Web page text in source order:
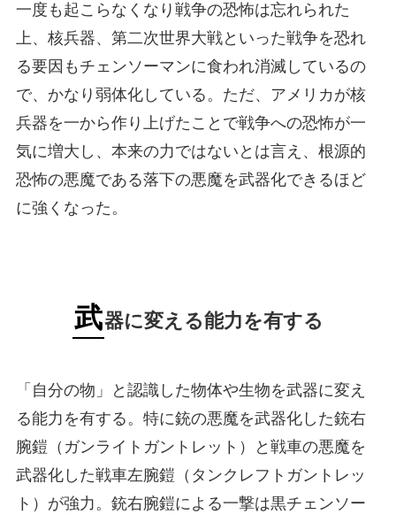
一度も起こらなくなり戦争の恐怖は忘れられた
上、核兵器、第二次世界大戦といった戦争を恐れ
る要因もチェンソーマンに食われ消滅しているの
で、かなり弱体化している。ただ、アメリカが核
兵器を一から作り上げたことで戦争への恐怖が一
気に増大し、本来の力ではないとは言え、根源的
恐怖の悪魔である落下の悪魔を武器化できるほど
に強くなった。
武器に変える能力を有する
「自分の物」と認識した物体や生物を武器に変え
る能力を有する。特に銃の悪魔を武器化した銃右
腕鎧（ガンライトガントレット）と戦車の悪魔を
武器化した戦車左腕鎧（タンクレフトガントレッ
ト）が強力。銃右腕鎧による一撃は黒チェンソー